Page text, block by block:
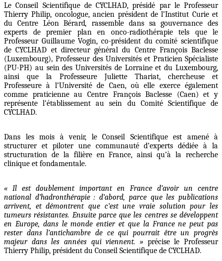
Le Conseil Scientifique de CYCLHAD, présidé par le Professeur
Thierry Philip, oncologue, ancien président de l’Institut Curie et
du Centre Léon Bérard, rassemble dans sa gouvernance des
experts de premier plan en onco-radiothérapie tels que le
Professeur Guillaume Vogin, co-président du comité scientifique
de CYCLHAD et directeur général du Centre François Baclesse
(Luxembourg),Professeur des Universités et Praticien Spécialiste
(PU-PH) au sein des Universités de Lorraine et du Luxembourg,
ainsi que la Professeure Juliette Thariat, chercheuse et
Professeure à l’Université de Caen, où elle exerce également
comme praticienne au Centre François Baclesse (Caen) et y
représente l’établissement au sein du Comité Scientifique de
CYCLHAD.
Dans les mois à venir, le Conseil Scientifique est amené à
structurer et piloter une communauté d’experts dédiée à la
structuration de la filière en France, ainsi qu’à la recherche
clinique et fondamentale.
« Il est doublement important en France d’avoir un centre
national d’hadronthérapie : d’abord, parce que les publications
arrivent, et démontrent que c’est une vraie solution pour les
tumeurs résistantes. Ensuite parce que les centres se développent
en Europe, dans le monde entier et que la France ne peut pas
rester dans l’antichambre de ce qui pourrait être un progrès
majeur dans les années qui viennent. » précise le Professeur
Thierry Philip, président du Conseil Scientifique de CYCLHAD.